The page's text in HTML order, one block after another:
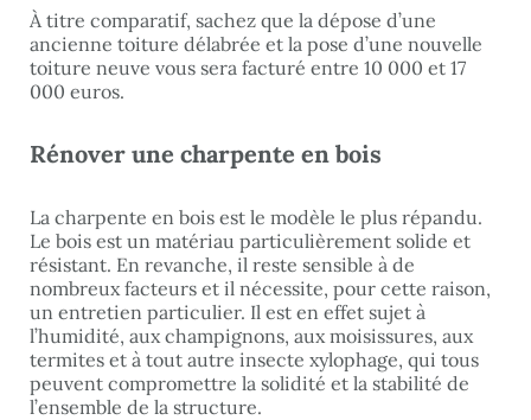
À titre comparatif, sachez que la dépose d’une
ancienne toiture délabrée et la pose d’une nouvelle
toiture neuve vous sera facturé entre 10 000 et 17
000 euros.
Rénover une charpente en bois
La charpente en bois est le modèle le plus répandu.
Le bois est un matériau particulièrement solide et
résistant. En revanche, il reste sensible à de
nombreux facteurs et il nécessite, pour cette raison,
un entretien particulier. Il est en effet sujet à
l’humidité, aux champignons, aux moisissures, aux
termites et à tout autre insecte xylophage, qui tous
peuvent compromettre la solidité et la stabilité de
l’ensemble de la structure.